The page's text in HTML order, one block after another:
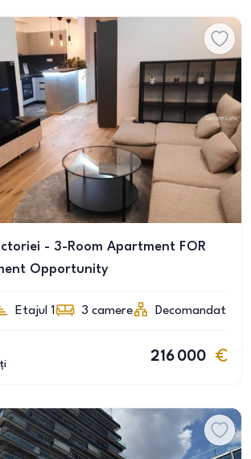
- 3-Room Apartment FOR
Opportunity
Etajul 1 3 camere Decomandat
216 000